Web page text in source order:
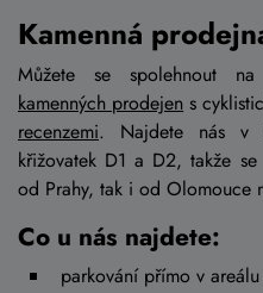
Kamenná
Můžete se spolehnout
kamenných prodejen s
recenzemi. Najdete nás v
křižovatek D1 a D2, takže
od Prahy, tak i od Olomouce
Co u nás najdete:
parkování přímo v